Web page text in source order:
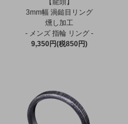
【龍頭】
3mm幅 渦鎚目リング
燻し加工
- メンズ 指輪 リング -
9,350円(税850円)